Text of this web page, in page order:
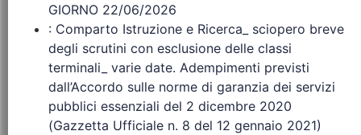
GIORNO 22/06/2026
: Comparto Istruzione e Ricerca_ sciopero breve
degli scrutini con esclusione delle classi
terminali_ varie date. Adempimenti previsti
dall’Accordo sulle norme di garanzia dei servizi
pubblici essenziali del 2 dicembre 2020
(Gazzetta Ufficiale n. 8 del 12 gennaio 2021)